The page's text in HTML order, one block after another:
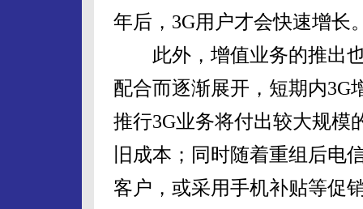
年后，3G用户才会快速增长
此外，增值业务的推出也
配合而逐渐展开，短期内3G
推行3G业务将付出较大规模
旧成本；同时随着重组后电
客户，或采用手机补贴等促